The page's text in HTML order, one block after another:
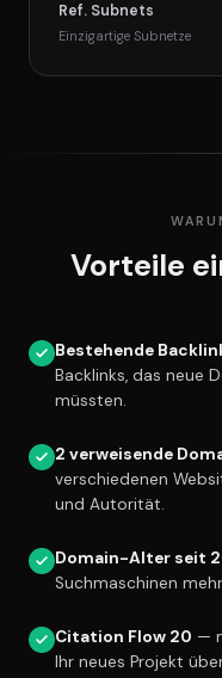
Ref. Subnets
Einzigartige Subnetze
Vorteile
Bestehende
Backlinks, das neue
müssten.
2 verweisende
verschiedenen
und Autorität.
Domain-Alter seit
Suchmaschinen
Citation Flow 20 —
Ihr neues Projekt